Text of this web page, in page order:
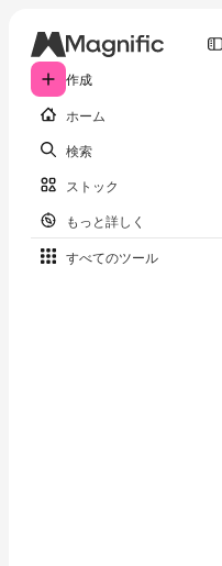
作成
ホーム
検索
ストック
もっと詳しく
すべてのツール